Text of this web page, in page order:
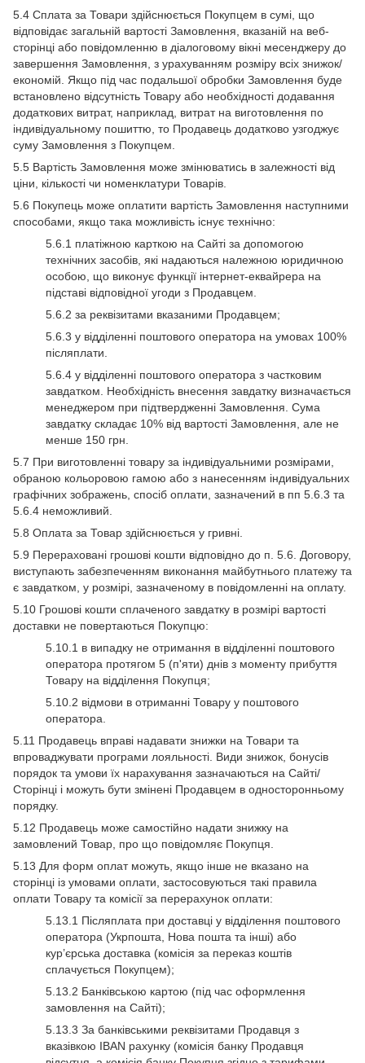
5.4 Сплата за Товари здійснюється Покупцем в сумі, що
відповідає загальній вартості Замовлення, вказаній на веб-
сторінці або повідомленню в діалоговому вікні месенджеру до
завершення Замовлення, з урахуванням розміру всіх знижок/
економій. Якщо під час подальшої обробки Замовлення буде
встановлено відсутність Товару або необхідності додавання
додаткових витрат, наприклад, витрат на виготовлення по
індивідуальному пошиттю, то Продавець додатково узгоджує
суму Замовлення з Покупцем.
5.5 Вартість Замовлення може змінюватись в залежності від
ціни, кількості чи номенклатури Товарів.
5.6 Покупець може оплатити вартість Замовлення наступними
способами, якщо така можливість існує технічно:
5.6.1 платіжною карткою на Сайті за допомогою
технічних засобів, які надаються належною юридичною
особою, що виконує функції інтернет-еквайрера на
підставі відповідної угоди з Продавцем.
5.6.2 за реквізитами вказаними Продавцем;
5.6.3 у відділенні поштового оператора на умовах 100%
післяплати.
5.6.4 у відділенні поштового оператора з частковим
завдатком. Необхідність внесення завдатку визначається
менеджером при підтвердженні Замовлення. Сума
завдатку складає 10% від вартості Замовлення, але не
менше 150 грн.
5.7 При виготовленні товару за індивідуальними розмірами,
обраною кольоровою гамою або з нанесенням індивідуальних
графічних зображень, спосіб оплати, зазначений в пп 5.6.3 та
5.6.4 неможливий.
5.8 Оплата за Товар здійснюється у гривні.
5.9 Перераховані грошові кошти відповідно до п. 5.6. Договору,
виступають забезпеченням виконання майбутнього платежу та
є завдатком, у розмірі, зазначеному в повідомленні на оплату.
5.10 Грошові кошти сплаченого завдатку в розмірі вартості
доставки не повертаються Покупцю:
5.10.1 в випадку не отримання в відділенні поштового
оператора протягом 5 (п'яти) днів з моменту прибуття
Товару на відділення Покупця;
5.10.2 відмови в отриманні Товару у поштового
оператора.
5.11 Продавець вправі надавати знижки на Товари та
впроваджувати програми лояльності. Види знижок, бонусів
порядок та умови їх нарахування зазначаються на Сайті/
Сторінці і можуть бути змінені Продавцем в односторонньому
порядку.
5.12 Продавець може самостійно надати знижку на
замовлений Товар, про що повідомляє Покупця.
5.13 Для форм оплат можуть, якщо інше не вказано на
сторінці із умовами оплати, застосовуються такі правила
оплати Товару та комісії за перерахунок оплати:
5.13.1 Післяплата при доставці у відділення поштового
оператора (Укрпошта, Нова пошта та інші) або
кур’єрська доставка (комісія за переказ коштів
сплачується Покупцем);
5.13.2 Банківською картою (під час оформлення
замовлення на Сайті);
5.13.3 За банківськими реквізитами Продавця з
вказівкою IBAN рахунку (комісія банку Продавця